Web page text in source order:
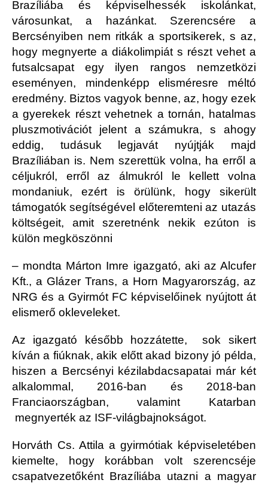
Brazíliába és képviselhessék iskolánkat,
városunkat, a hazánkat. Szerencsére a
Bercsényiben nem ritkák a sportsikerek, s az,
hogy megnyerte a diákolimpiát s részt vehet a
futsalcsapat egy ilyen rangos nemzetközi
eseményen, mindenképp elisméresre méltó
eredmény. Biztos vagyok benne, az, hogy ezek
a gyerekek részt vehetnek a tornán, hatalmas
pluszmotivációt jelent a számukra, s ahogy
eddig, tudásuk legjavát nyújtják majd
Brazíliában is. Nem szerettük volna, ha erről a
céljukról, erről az álmukról le kellett volna
mondaniuk, ezért is örülünk, hogy sikerült
támogatók segítségével előteremteni az utazás
költségeit, amit szeretnénk nekik ezúton is
külön megköszönni
– mondta Márton Imre igazgató, aki az Alcufer
Kft., a Glázer Trans, a Horn Magyarország, az
NRG és a Gyirmót FC képviselőinek nyújtott át
elismerő okleveleket.
Az igazgató később hozzátette, sok sikert
kíván a fiúknak, akik előtt akad bizony jó példa,
hiszen a Bercsényi kézilabdacsapatai már két
alkalommal, 2016-ban és 2018-ban
Franciaországban, valamint Katarban
megnyerték az ISF-világbajnokságot.
Horváth Cs. Attila a gyirmótiak képviseletében
kiemelte, hogy korábban volt szerencséje
csapatvezetőként Brazíliába utazni a magyar